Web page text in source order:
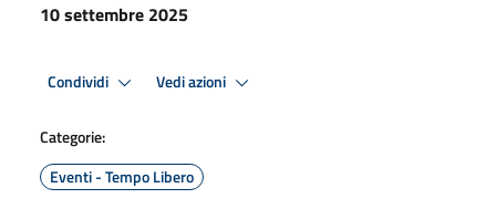
10 settembre 2025
Condividi Vedi azioni
Categorie:
Eventi - Tempo Libero